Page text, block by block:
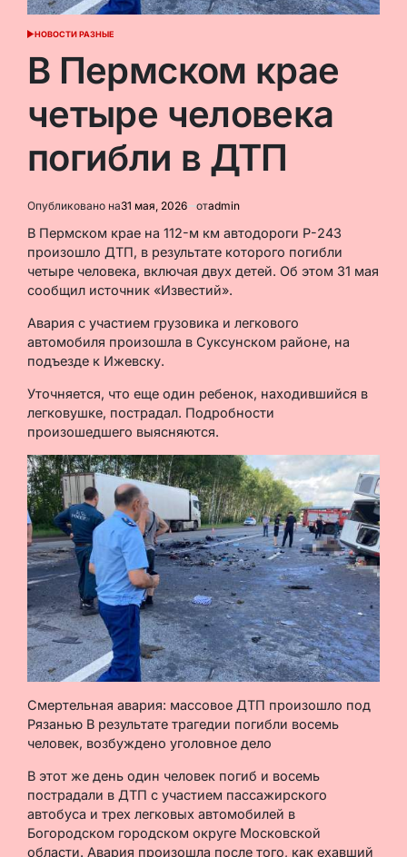
ОПУБЛИКОВАНО
НОВОСТИ РАЗНЫЕ
В Пермском крае
четыре человека
погибли в ДТП
Опубликовано на31 мая, 2026 отadmin
В Пермском крае на 112-м км автодороги Р-243
произошло ДТП, в результате которого погибли
четыре человека, включая двух детей. Об этом 31 мая
сообщил источник «Известий».
Авария с участием грузовика и легкового
автомобиля произошла в Суксунском районе, на
подъезде к Ижевску.
Уточняется, что еще один ребенок, находившийся в
легковушке, пострадал. Подробности
произошедшего выясняются.
Смертельная авария: массовое ДТП произошло под
Рязанью В результате трагедии погибли восемь
человек, возбуждено уголовное дело
В этот же день один человек погиб и восемь
пострадали в ДТП с участием пассажирского
автобуса и трех легковых автомобилей в
Богородском городском округе Московской
области. Авария произошла после того, как ехавший